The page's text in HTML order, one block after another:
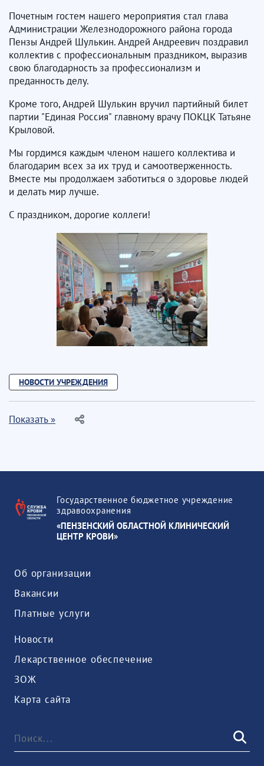
Почетным гостем нашего мероприятия стал глава
Администрации Железнодорожного района города
Пензы Андрей Шулькин. Андрей Андреевич поздравил
коллектив с профессиональным праздником, выразив
свою благодарность за профессионализм и
преданность делу.
Кроме того, Андрей Шулькин вручил партийный билет
партии "Единая Россия" главному врачу ПОКЦК Татьяне
Крыловой.
Мы гордимся каждым членом нашего коллектива и
благодарим всех за их труд и самоотверженность.
Вместе мы продолжаем заботиться о здоровье людей
и делать мир лучше.
С праздником, дорогие коллеги!
НОВОСТИ УЧРЕЖДЕНИЯ
Показать »
Государственное бюджетное учреждение
здравоохранения
«ПЕНЗЕНСКИЙ ОБЛАСТНОЙ КЛИНИЧЕСКИЙ
ЦЕНТР КРОВИ»
Об организации
Вакансии
Платные услуги
Новости
Лекарственное обеспечение
ЗОЖ
Карта сайта